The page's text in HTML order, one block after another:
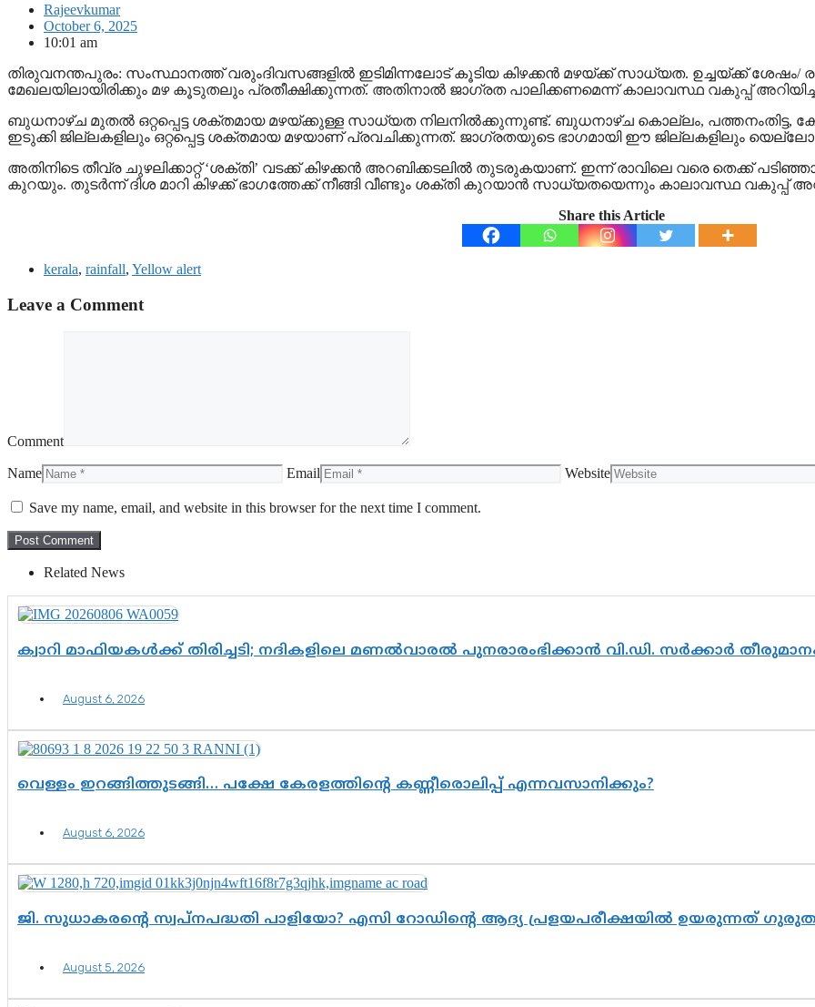
Rajeevkumar
October 6, 2025
10:01 am
തിരുവനന്തപുരം: സംസ്ഥാനത്ത് വരുംദിവസങ്ങളില്‍ ഇടിമിന്നലോട് കൂടിയ കിഴക്കന്‍ മഴയ്ക്ക് സാധ്യത. ഉച്ചയ്ക്ക് ശേഷം/
മേഖലയിലായിരിക്കും മഴ കൂടുതലും പ്രതീക്ഷിക്കുന്നത്. അതിനാല്‍ ജാഗ്രത പാലിക്കണമെന്ന് കാലാവസ്ഥ വകുപ്പ്
ബുധനാഴ്ച മുതല്‍ ഒറ്റപ്പെട്ട ശക്തമായ മഴയ്ക്കുള്ള സാധ്യത നിലനില്‍ക്കുന്നുണ്ട്. ബുധനാഴ്ച കൊല്ലം, പത്തനംതിട്ട,
ഇടുക്കി ജില്ലകളിലും ഒറ്റപ്പെട്ട ശക്തമായ മഴയാണ് പ്രവചിക്കുന്നത്. ജാഗ്രതയുടെ ഭാഗമായി ഈ ജില്ലകളിലും
അതിനിടെ തീവ്ര ചുഴലിക്കാറ്റ് ‘ശക്തി’ വടക്ക് കിഴക്കന്‍ അറബിക്കടലില്‍ തുടരുകയാണ്. ഇന്ന് രാവിലെ വരെ തെക്ക്
കുറയും. തുടര്‍ന്ന് ദിശ മാറി കിഴക്ക് ഭാഗത്തേക്ക് നീങ്ങി വീണ്ടും ശക്തി കുറയാന്‍ സാധ്യതയെന്നും കാലാവസ്ഥ വകുപ്പ്
Share this Article
kerala, rainfall, Yellow alert
Leave a Comment
Comment
Name Email Website
Save my name, email, and website in this browser for the next time I comment.
Related News
ക്വാറി മാഫിയകൾക്ക് തിരിച്ചടി; നദികളിലെ മണൽവാരൽ പുനരാരംഭിക്കാൻ വി.ഡി. സർക്കാർ
August 6, 2026
വെള്ളം ഇറങ്ങിത്തുടങ്ങി… പക്ഷേ കേരളത്തിന്റെ കണ്ണീരൊലിപ്പ് എന്നവസാനിക്കും?
August 6, 2026
ജി. സുധാകരന്റെ സ്വപ്നപദ്ധതി പാളിയോ? എസി റോഡിന്റെ ആദ്യ പ്രളയപരീക്ഷയിൽ ഉയരുന്നത്
August 5, 2026